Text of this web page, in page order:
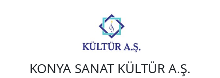
KONYA SANAT KÜLTÜR A.Ş.